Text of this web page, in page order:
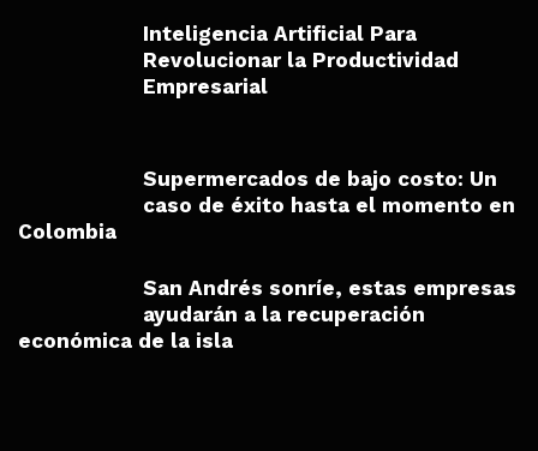
Inteligencia Artificial Para
Revolucionar la Productividad
Empresarial
Supermercados de bajo costo: Un
caso de éxito hasta el momento en
Colombia
San Andrés sonríe, estas empresas
ayudarán a la recuperación
económica de la isla